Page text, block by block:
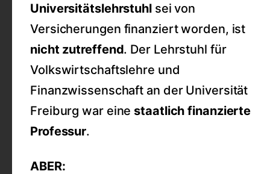
Universitätslehrstuhlsei von
Versicherungen finanziert worden, ist
nicht zutreffend. Der Lehrstuhl für
Volkswirtschaftslehre und
Finanzwissenschaft an der Universität
Freiburg war eine staatlich finanzierte
Professur.
ABER: